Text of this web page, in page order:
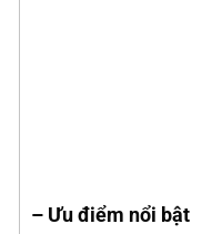
– Ưu điểm nổi bật